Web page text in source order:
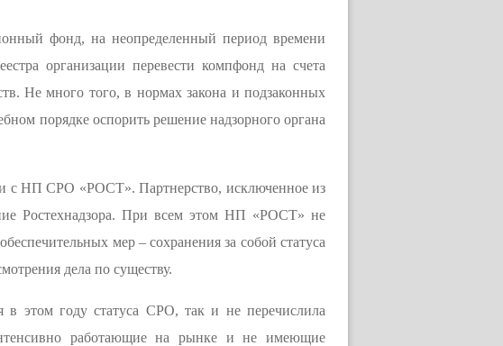
фонд, на неопределенный период времени
организации перевести компфонд на счета
Не много того, в нормах закона и подзаконных
порядке оспорить решение надзорного органа
с НП СРО «РОСТ». Партнерство, исключенное из
Ростехнадзора. При всем этом НП «РОСТ» не
мер – сохранения за собой статуса
дела по существу.
этом году статуса СРО, так и не перечислила
работающие на рынке и не имеющие